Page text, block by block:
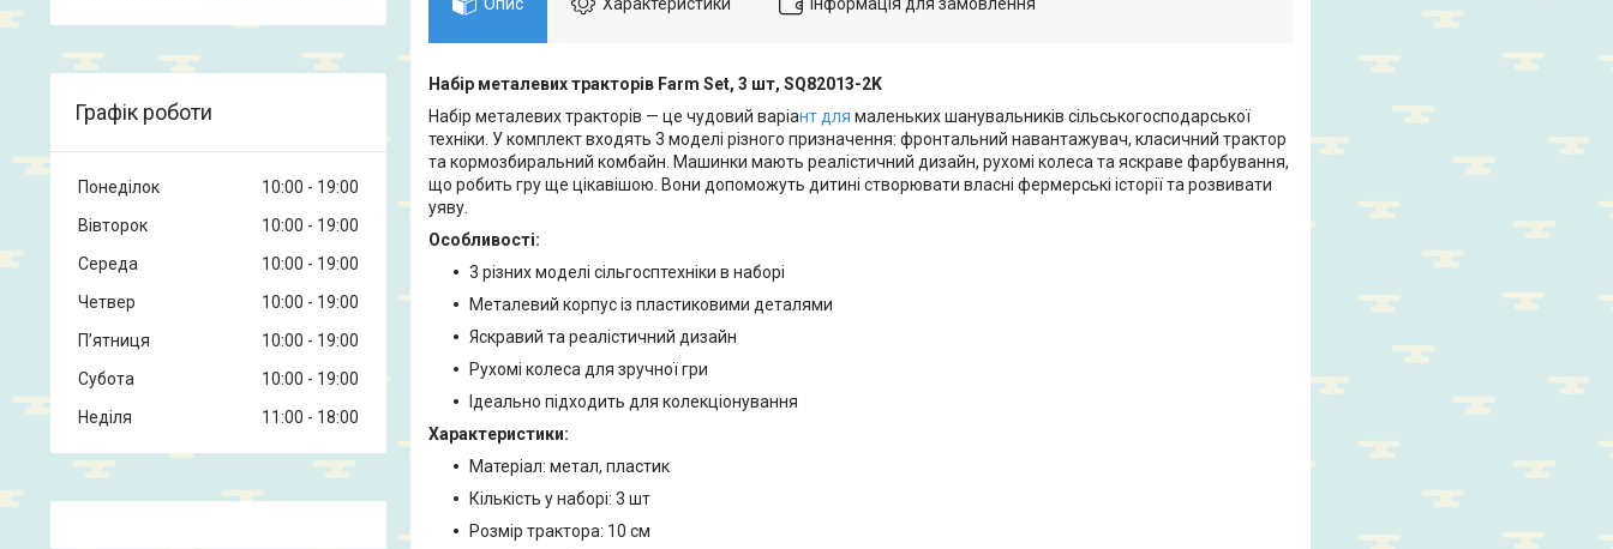
Набір металевих тракторів Farm Set, 3 шт, SQ82013-2K
Набір металевих тракторів — це чудовий варіант для маленьких шанувальників сільськогосподарської
техніки. У комплект входять 3 моделі різного призначення: фронтальний навантажувач, класичний трактор
та кормозбиральний комбайн. Машинки мають реалістичний дизайн, рухомі колеса та яскраве фарбування,
що робить гру ще цікавішою. Вони допоможуть дитині створювати власні фермерські історії та розвивати
уяву.
Особливості:
3 різних моделі сільгосптехніки в наборі
Металевий корпус із пластиковими деталями
Яскравий та реалістичний дизайн
Рухомі колеса для зручної гри
Ідеально підходить для колекціонування
Характеристики:
Матеріал: метал, пластик
Кількість у наборі: 3 шт
Розмір трактора: 10 см
Графік роботи
Понеділок 10:00
19:00
Вівторок
10:00
19:00
Середа
10:00
19:00
Четвер
10:00
19:00
Пʼятниця
10:00
19:00
Субота
10:00
19:00
Неділя
11:00 18:00